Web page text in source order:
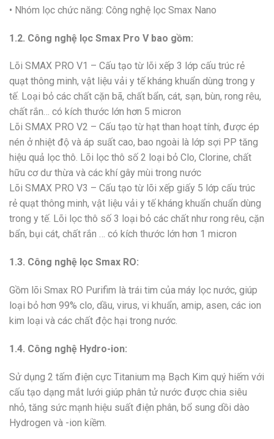
• Nhóm lọc chức năng: Công nghệ lọc Smax Nano
1.2. Công nghệ lọc Smax Pro V bao gồm:
Lõi SMAX PRO V1 – Cấu tạo từ lõi xếp 3 lớp cấu trúc rẻ
quạt thông minh, vật liệu vải y tế kháng khuẩn dùng trong y
tế. Loại bỏ các chất cặn bã, chất bẩn, cát, sạn, bùn, rong rêu,
chất rắn… có kích thước lớn hơn 5 micron
Lõi SMAX PRO V2 – Cấu tạo từ hạt than hoạt tính, được ép
nén ở nhiệt độ và áp suất cao, bao ngoài là lớp sợi PP tăng
hiệu quả lọc thô. Lõi lọc thô số 2 loại bỏ Clo, Clorine, chất
hữu cơ dư thừa và các khí gây mùi trong nước
Lõi SMAX PRO V3 – Cấu tạo từ lõi xếp giấy 5 lớp cấu trúc
rẻ quạt thông minh, vật liệu vải y tế kháng khuẩn chuẩn dùng
trong y tế. Lõi lọc thô số 3 loại bỏ các chất như rong rêu, cặn
bẩn, bụi cát, chất rắn … có kích thước lớn hơn 1 micron
1.3. Công nghệ lọc Smax RO:
Gồm lõi Smax RO Purifim là trái tim của máy lọc nước, giúp
loại bỏ hơn 99% clo, dầu, virus, vi khuẩn, amip, asen, các ion
kim loại và các chất độc hại trong nước.
1.4. Công nghệ Hydro-ion:
Sử dụng 2 tấm điện cực Titanium mạ Bạch Kim quý hiếm với
cấu tạo dạng mắt lưới giúp phân tử nước được chia siêu
nhỏ, tăng sức mạnh hiệu suất điện phân, bổ sung dồi dào
Hydrogen và -ion kiềm.